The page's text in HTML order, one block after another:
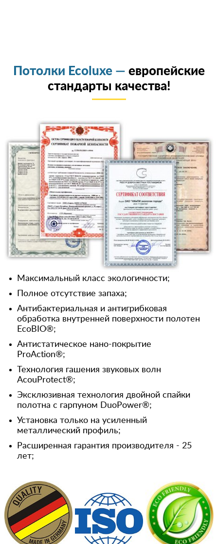
Потолки Ecoluxe — европейские
стандарты качества!
Максимальный класс экологичности;
Полное отсутствие запаха;
Антибактериальная и антигрибковая
обработка внутренней поверхности полотен
EcoBIO®;
Антистатическое нано-покрытие
ProAction®;
Технология гашения звуковых волн
AcouProtect®;
Эксклюзивная технология двойной спайки
полотна с гарпуном DuoPower®;
Установка только на усиленный
металлический профиль;
Расширенная гарантия производителя - 25
лет;